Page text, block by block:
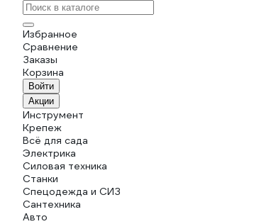
Избранное
Сравнение
Заказы
Корзина
Войти
Акции
Инструмент
Крепеж
Всё для сада
Электрика
Силовая техника
Станки
Спецодежда и СИЗ
Сантехника
Авто